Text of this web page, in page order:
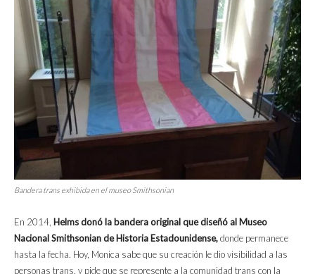
Bandera trans exhibida en el museo Smithsonian
En 2014, Helms donó la bandera original que diseñó al Museo
Nacional Smithsonian de Historia Estadounidense,donde permanece
hasta la fecha. Hoy, Monica sabe que su creación le dio visibilidad a las
personas trans, y pide que se represente a la comunidad trans con la